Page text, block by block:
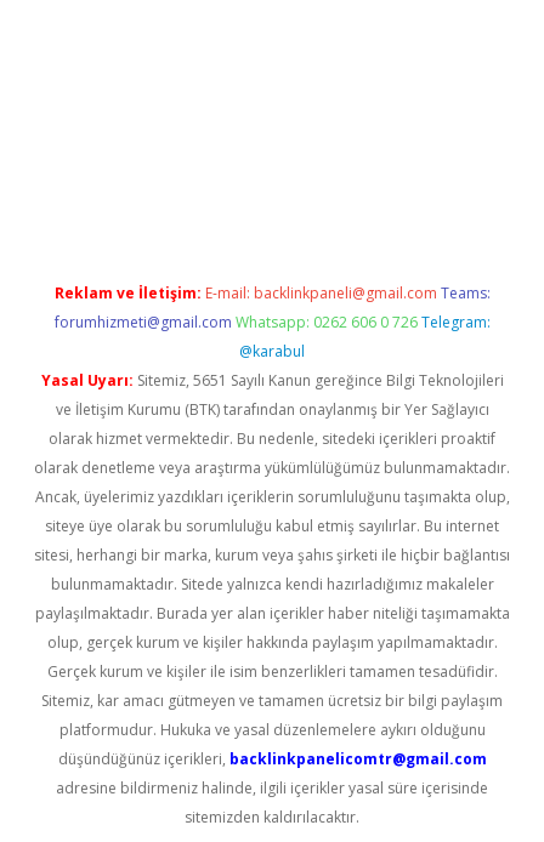
Reklam ve İletişim: E-mail: backlinkpaneli@gmail.com Teams:
forumhizmeti@gmail.com Whatsapp: 0262 606 0 726 Telegram:
@karabul
Yasal Uyarı: Sitemiz, 5651 Sayılı Kanun gereğince Bilgi Teknolojileri
ve İletişim Kurumu (BTK) tarafından onaylanmış bir Yer Sağlayıcı
olarak hizmet vermektedir. Bu nedenle, sitedeki içerikleri proaktif
olarak denetleme veya araştırma yükümlülüğümüz bulunmamaktadır.
Ancak, üyelerimiz yazdıkları içeriklerin sorumluluğunu taşımakta olup,
siteye üye olarak bu sorumluluğu kabul etmiş sayılırlar. Bu internet
sitesi, herhangi bir marka, kurum veya şahıs şirketi ile hiçbir bağlantısı
bulunmamaktadır. Sitede yalnızca kendi hazırladığımız makaleler
paylaşılmaktadır. Burada yer alan içerikler haber niteliği taşımamakta
olup, gerçek kurum ve kişiler hakkında paylaşım yapılmamaktadır.
Gerçek kurum ve kişiler ile isim benzerlikleri tamamen tesadüfidir.
Sitemiz, kar amacı gütmeyen ve tamamen ücretsiz bir bilgi paylaşım
platformudur. Hukuka ve yasal düzenlemelere aykırı olduğunu
düşündüğünüz içerikleri, backlinkpanelicomtr@gmail.com
adresine bildirmeniz halinde, ilgili içerikler yasal süre içerisinde
sitemizden kaldırılacaktır.